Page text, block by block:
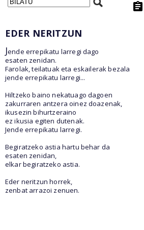
EDER NERITZUN
Jende errepikatu larregi dago
esaten zenidan.
Farolak, teilatuak eta eskailerak bezala
jende errepikatu larregi...
Hiltzeko baino nekatuago dagoen
zakurraren antzera oinez doazenak,
ikusezin bihurtzeraino
ez ikusia egiten dutenak.
Jende errepikatu larregi.
Begiratzeko astia hartu behar da
esaten zenidan,
elkar begiratzeko astia.
Eder neritzun horrek,
zenbat arrazoi zenuen.